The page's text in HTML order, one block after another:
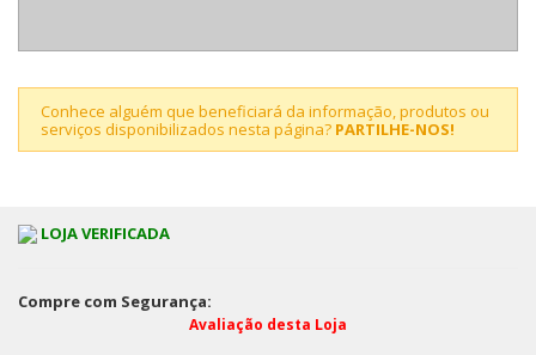
Conhece alguém que beneficiará da informação, produtos ou
serviços disponibilizados nesta página? PARTILHE-NOS!
LOJA VERIFICADA
Compre com Segurança:
Avaliação desta Loja